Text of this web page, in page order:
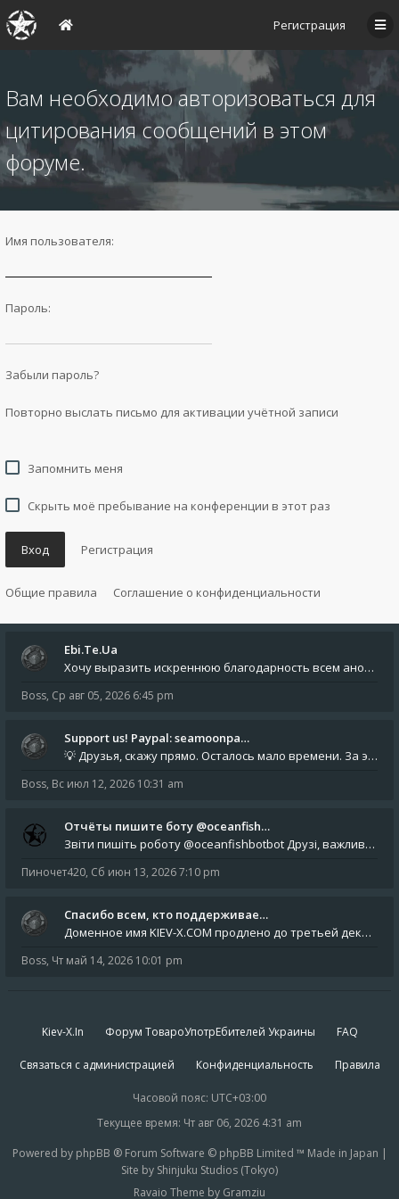
Регистрация
Вам необходимо авторизоваться для
цитирования сообщений в этом
форуме.
Имя пользователя:
Пароль:
Забыли пароль?
Повторно выслать письмо для активации учётной записи
Запомнить меня
Скрыть моё пребывание на конференции в этот раз
Вход Регистрация
Общие правила Соглашение о конфиденциальности
Ebi.Te.Ua
Хочу выразить искреннюю благодарность всем анонимным пользователям, которые поддержали наше сообщество финансово. Благод
Boss, Ср авг 05, 2026 6:45 pm
Support us! Paypal: seamoonpa…
💡 Друзья, скажу прямо. Осталось мало времени. За это время нам нужно закрыть последние обязательные расходы: около 500
Boss, Вс июл 12, 2026 10:31 am
Отчёты пишите боту @oceanfish…
Звіти пишіть роботу @oceanfishbotbot Друзі, важливе повідомлення для учасників форума. Основне звернення опублікован
Пиночет420, Сб июн 13, 2026 7:10 pm
Спасибо всем, кто поддерживае…
Доменное имя KIEV-X.COM продлено до третьей декады августа 2027 года! Спасибо всем анонимным пользователям, которые по
Boss, Чт май 14, 2026 10:01 pm
Kiev-X.In Форум ТовароУпотрЕбителей Украины FAQ
Связаться с администрацией Конфиденциальность Правила
Часовой пояс: UTC+03:00
Текущее время: Чт авг 06, 2026 4:31 am
Powered by phpBB ® Forum Software © phpBB Limited ™ Made in Japan |
Site by Shinjuku Studios (Tokyo)
Ravaio Theme by Gramziu